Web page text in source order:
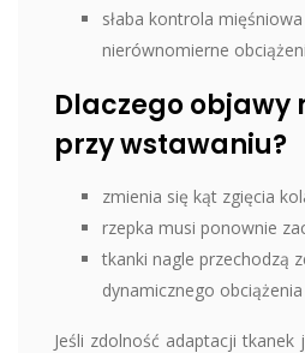
słaba kontrola
nierównomierne
Dlaczego objawy
przy wstawaniu?
zmienia się kąt zgięcia
rzepka musi ponownie
tkanki nagle przechodzą
dynamicznego obciążenia
Jeśli zdolność adaptacji